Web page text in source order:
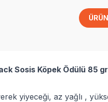
Sosis Köpek Ödülü 85 gr
yiyeceği, az yağlı ,